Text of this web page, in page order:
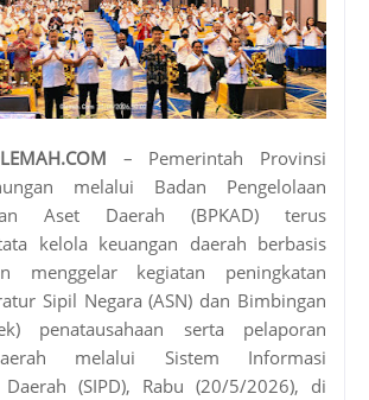
– Pemerintah Provinsi
melalui Badan Pengelolaan
Aset Daerah (BPKAD) terus
kelola keuangan daerah berbasis
menggelar kegiatan peningkatan
Sipil Negara (ASN) dan Bimbingan
penatausahaan serta pelaporan
melalui Sistem Informasi
Daerah (SIPD), Rabu (20/5/2026), di